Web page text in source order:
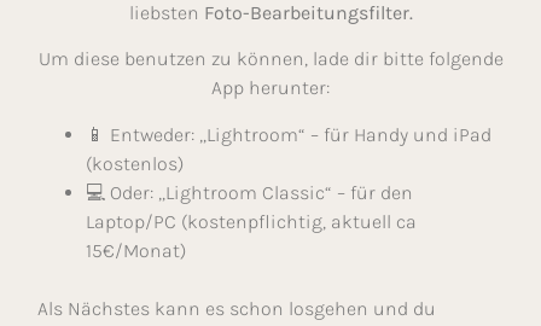
liebsten Foto-Bearbeitungsfilter.
Um diese benutzen zu können, lade dir bitte folgende
App herunter:
📱 Entweder: „Lightroom“ – für Handy und iPad
(kostenlos)
💻 Oder: „Lightroom Classic“ – für den
Laptop/PC (kostenpflichtig, aktuell ca
15€/Monat)
Als Nächstes kann es schon losgehen und du